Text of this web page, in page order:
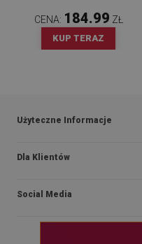
CENA: 184.99 ZŁ
KUP TERAZ
Użyteczne Informacje
Zwroty i reklamacje
Polityka prywatności i cookies
Dla Klientów
O nas
Social Media